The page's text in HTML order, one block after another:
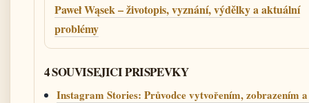
Paweł Wąsek – životopis, vyznání, výdělky a aktuální
problémy
4 SOUVISEJICI PRISPEVKY
Instagram Stories: Průvodce vytvořením, zobrazením